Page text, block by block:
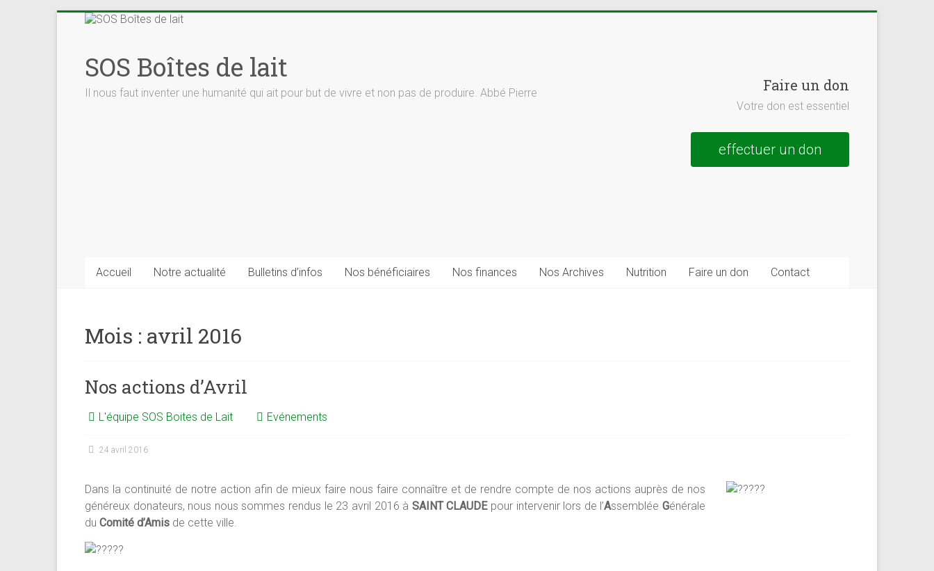
SOS Boîtes de lait
Il nous faut inventer une humanité qui ait pour but de vivre et non pas de produire. Abbé Pierre Faire un don
Votre don est essentiel
effectuer un don
Accueil Notre actualité Bulletins d’infos Nos bénéficiaires Nos finances Nos Archives Nutrition Faire un don Contact
Mois : avril 2016
Nos actions d’Avril
L'équipe SOS Boites de Lait Evénements
24 avril 2016
Dans la continuité de notre action afin de mieux faire nous faire connaître et de rendre compte de nos actions auprès de nos
généreux donateurs, nous nous sommes rendus le 23 avril 2016 à SAINT CLAUDEpour intervenir lors de l’AssembléeGénérale
du Comité d’Amis de cette ville.